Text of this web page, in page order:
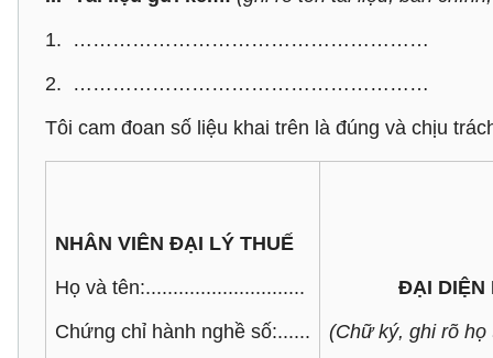
1. ………………………………………………
2. ………………………………………………
Tôi cam đoan số liệu khai trên là đúng và chịu
NHÂN VIÊN ĐẠI LÝ THUẾ
Họ và tên:.............................
Chứng chỉ hành nghề số:......
ĐẠI DIỆN
(Chữ ký, ghi rõ